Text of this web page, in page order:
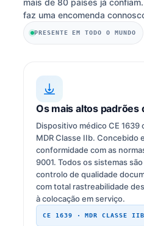
faz uma encomenda
PRESENTE EM TODO O MUNDO
Os mais altos padrões
Dispositivo médico CE
MDR Classe IIb. Concebido
conformidade com as
9001. Todos os sistemas
controlo de qualidade
com total rastreabilidade
à colocação em serviço.
CE 1639 · MDR CLASSE